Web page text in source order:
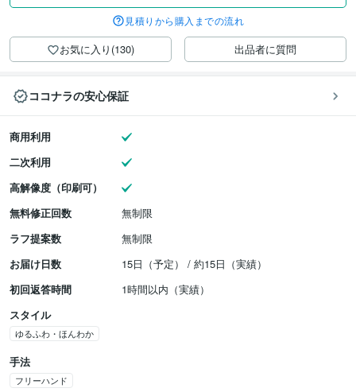
見積りから購入までの流れ
お気に入り(130) 出品者に質問
ココナラの安心保証
商用利用
二次利用
高解像度（印刷可）
無料修正回数
無制限
ラフ提案数
無制限
お届け日数
15日（予定） / 約15日（実績）
初回返答時間
1時間以内（実績）
スタイル
ゆるふわ・ほんわか
手法
フリーハンド